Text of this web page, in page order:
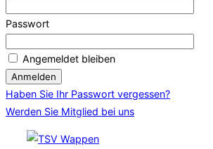
Passwort
Angemeldet bleiben
Haben Sie Ihr Passwort vergessen?
Werden Sie Mitglied bei uns